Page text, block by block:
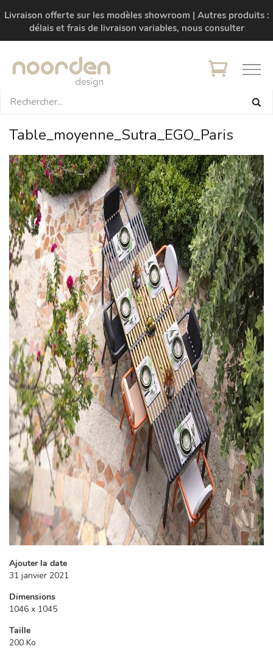
Livraison offerte sur les modèles showroom | Autres produits :
délais et frais de livraison variables, nous consulter
Table_moyenne_Sutra_EGO_Paris
Ajouter la date
31 janvier 2021
Dimensions
1046 x 1045
Taille
200 Ko